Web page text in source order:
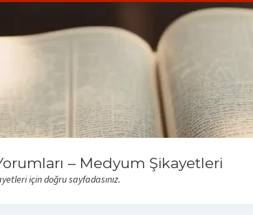
– Medyum Şikayetleri
için doğru sayfadasınız.